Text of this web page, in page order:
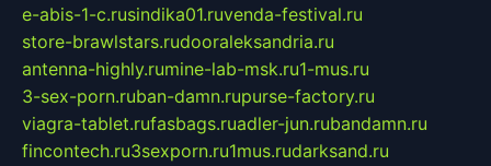
e-abis-1-c.rusindika01.ruvenda-festival.ru
store-brawlstars.rudooraleksandria.ru
antenna-highly.rumine-lab-msk.ru1-mus.ru
3-sex-porn.ruban-damn.rupurse-factory.ru
viagra-tablet.rufasbags.ruadler-jun.rubandamn.ru
fincontech.ru3sexporn.ru1mus.rudarksand.ru